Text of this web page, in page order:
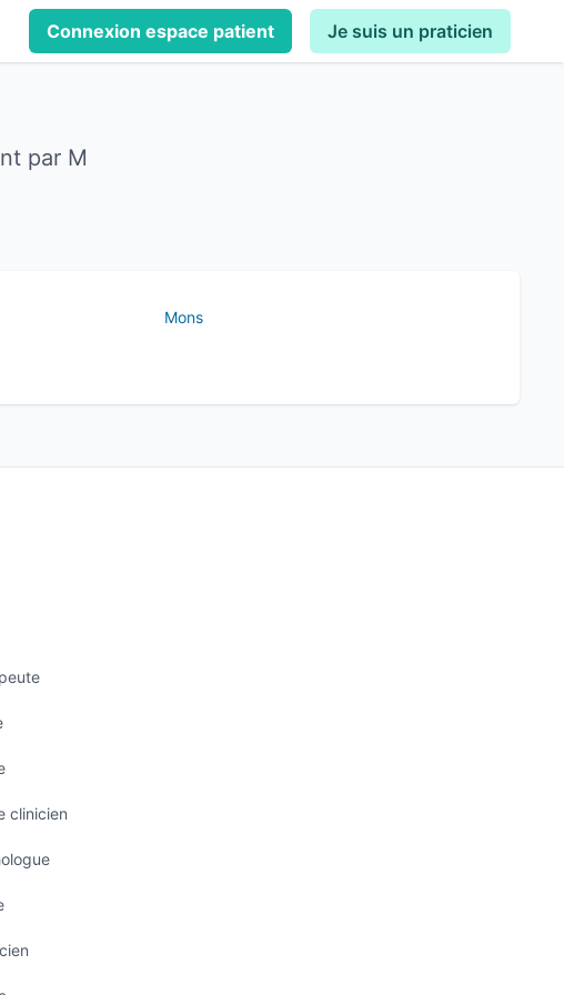
Connexion espace patient Je suis un praticien
par M
Mons
clinicien